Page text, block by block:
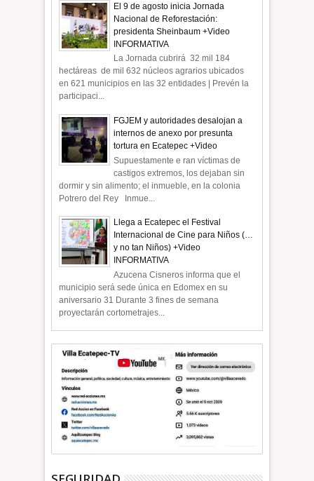
El 9 de agosto inicia Jornada
Nacional de Reforestación:
presidenta Sheinbaum +Video
INFORMATIVA
La Jornada cubrirá 32 mil 184
hectáreas de mil 632 núcleos agrarios ubicados
en 621 municipios en las 32 entidades | Prevén la
participaci...
FGJEM y autoridades desalojan a
internos de anexo por presunta
tortura en Ecatepec +Video
Supuestamente e ran víctimas de
castigos extremos, los dejaban sin
dormir y sin alimento; el inmueble, en la colonia
Potrero del Rey Inmue...
Llega a Ecatepec el Festival
Internacional de Cine para Niños (…
y no tan Niños) +Video
INFORMATIVA
Azucena Cisneros informa que el
municipio será sede única en Edomex en su
aniversario 31 Durante 3 fines de semana
proyectarán cortometrajes...